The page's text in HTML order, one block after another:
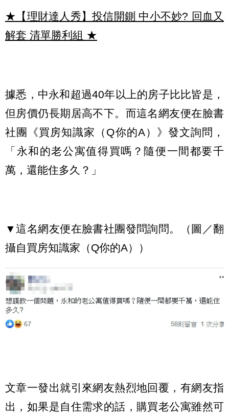
★【理財達人秀】投信開鍘 中小不妙? 回血又
解套 清單勝利組 ★
據悉，中永和超過40年以上的房子比比皆是，
但房價仍長期居高不下。而這名網友便在臉書
社團《買房知識家（Q你的A）》發文詢問，
「永和的老公寓值得買嗎？隨便一間都要千
萬，還能住多久？」
▼這名網友便在臉書社團發問詢問。（圖／翻
攝自買房知識家（Q你的A））
文章一發出就引來網友熱烈地回覆，有網友指
出，如果是自住需求的話，購買老公寓雖然可